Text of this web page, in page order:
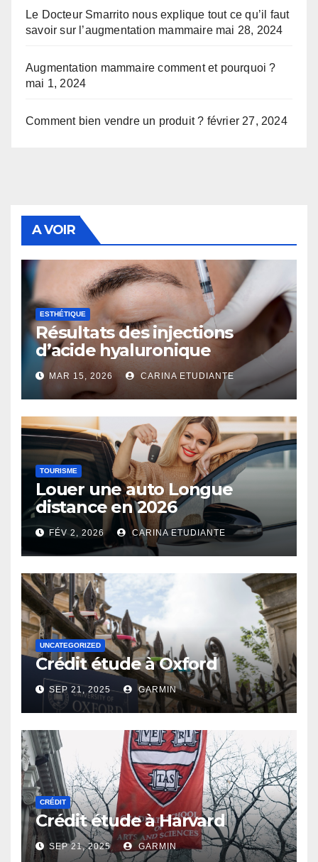
Le Docteur Smarrito nous explique tout ce qu’il faut
savoir sur l’augmentation mammaire mai 28, 2024
Augmentation mammaire comment et pourquoi ?
mai 1, 2024
Comment bien vendre un produit ? février 27, 2024
A VOIR
ESTHÉTIQUE
Résultats des injections
d’acide hyaluronique
MAR 15, 2026 CARINA ETUDIANTE
TOURISME
Louer une auto Longue
distance en 2026
FÉV 2, 2026 CARINA ETUDIANTE
UNCATEGORIZED
Crédit étude à Oxford
SEP 21, 2025 GARMIN
CRÉDIT
Crédit étude à Harvard
SEP 21, 2025 GARMIN